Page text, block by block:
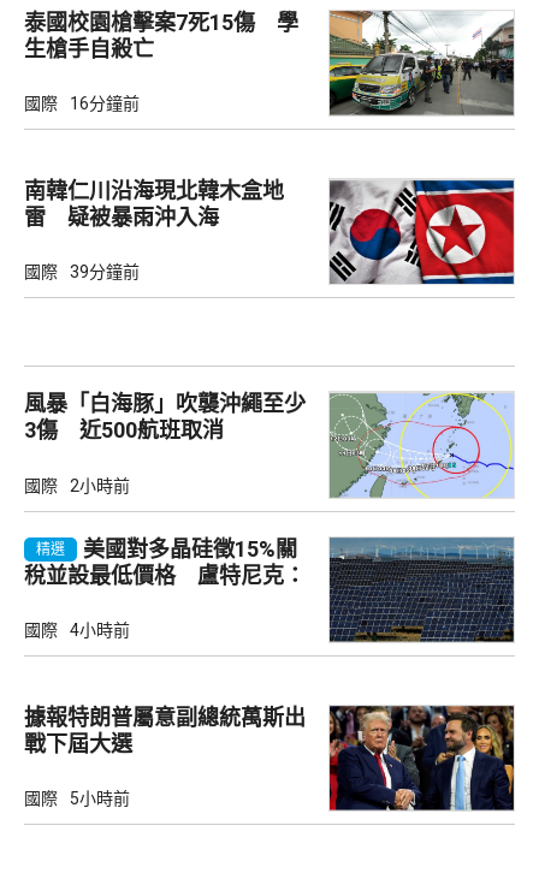
泰國校園槍擊案7死15傷 學
生槍手自殺亡
國際 16分鐘前
南韓仁川沿海現北韓木盒地
雷 疑被暴雨沖入海
國際 39分鐘前
風暴「白海豚」吹襲沖繩至少
3傷 近500航班取消
國際 2小時前
精選
美國對多晶硅徵15%關
稅並設最低價格 盧特尼克：
國際 4小時前
據報特朗普屬意副總統萬斯出
戰下屆大選
國際 5小時前